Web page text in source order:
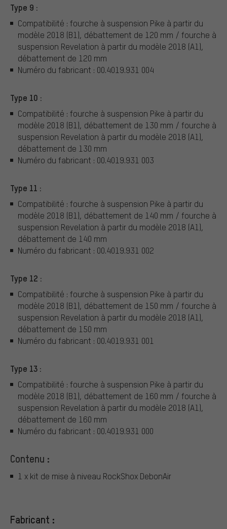
Type 9 :
Compatibilité : fourche à suspension Pike à partir du
modèle 2018 (B1), débattement de 120 mm / fourche à
suspension Revelation à partir du modèle 2018 (A1),
débattement de 120 mm
Numéro du fabricant : 00.4019.931 004
Type 10 :
Compatibilité : fourche à suspension Pike à partir du
modèle 2018 (B1), débattement de 130 mm / fourche à
suspension Revelation à partir du modèle 2018 (A1),
débattement de 130 mm
Numéro du fabricant : 00.4019.931 003
Type 11 :
Compatibilité : fourche à suspension Pike à partir du
modèle 2018 (B1), débattement de 140 mm / fourche à
suspension Revelation à partir du modèle 2018 (A1),
débattement de 140 mm
Numéro du fabricant : 00.4019.931 002
Type 12 :
Compatibilité : fourche à suspension Pike à partir du
modèle 2018 (B1), débattement de 150 mm / fourche à
suspension Revelation à partir du modèle 2018 (A1),
débattement de 150 mm
Numéro du fabricant : 00.4019.931 001
Type 13 :
Compatibilité : fourche à suspension Pike à partir du
modèle 2018 (B1), débattement de 160 mm / fourche à
suspension Revelation à partir du modèle 2018 (A1),
débattement de 160 mm
Numéro du fabricant : 00.4019.931 000
Contenu :
1 x kit de mise à niveau RockShox DebonAir
Fabricant :